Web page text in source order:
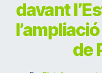
davant
de